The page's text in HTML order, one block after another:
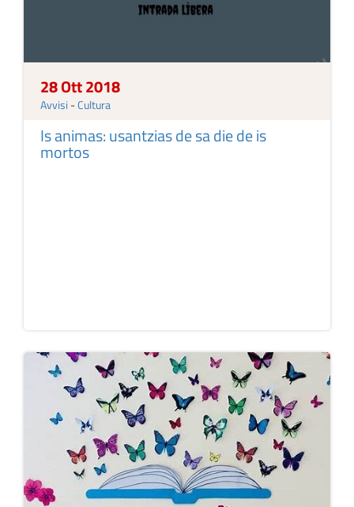
28 Ott 2018
Avvisi -Cultura
Is animas: usantzias de sa die de is
mortos